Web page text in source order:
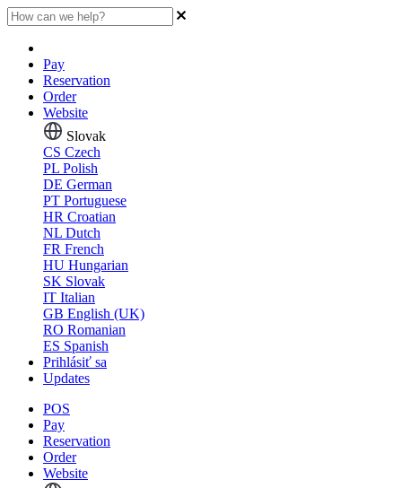
Pay
Reservation
Order
Website
Slovak
CS Czech
PL Polish
DE German
PT Portuguese
HR Croatian
NL Dutch
FR French
HU Hungarian
SK Slovak
IT Italian
GB English (UK)
RO Romanian
ES Spanish
Prihlásiť sa
Updates
POS
Pay
Reservation
Order
Website